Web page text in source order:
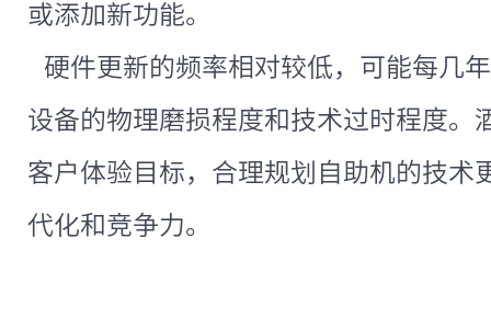
或添加新功能。
硬件更新的频率相对较低，可能每几
设备的物理磨损程度和技术过时程度。
客户体验目标，合理规划自助机的技术
代化和竞争力。